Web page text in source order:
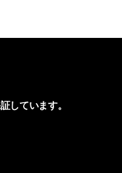
しています。